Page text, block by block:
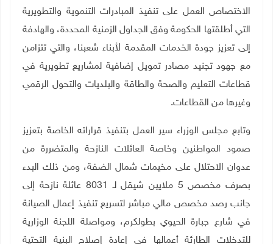
الاختصاص العمل على تنفيذ المبادرات التنموية والتطويرية
التي أطلقتها الحكومة وفق الجداول الزمنية المحددة، والهادفة
إلى تعزيز جودة الخدمات المقدمة لأبناء شعبنا، والتي تتزامن
مع جهود تجنيد مصادر تمويل إضافية لمشاريع تطويرية في
قطاعات التعليم والصحة والطاقة والبلديات والتحول الرقمي
وغيرها من القطاعات.
وتابع مجلس الوزراء سير العمل بتنفيذ قراراته الخاصة بتعزيز
صمود المواطنين وخاصة العائلات النازحة والمتضررة من
عدوان الاحتلال على مخيمات شمال الضفة، ومن ذلك البدء
بصرف مخصص 5 ملايين شيقل لـ 8031 عائلة نازحة إلى
جانب رصد مخصص مالي مباشر لتسريع تنفيذ إعمال الصيانة
في شارع جبارة الحيوي بطولكرم، ومواصلة اللجنة الوزارية
للتدخلات الطارئة أعمالها في إعادة إصلاح البنية التحتية